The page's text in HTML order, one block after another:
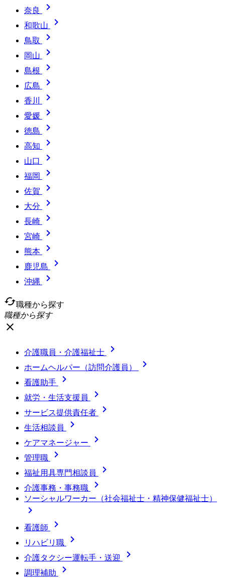
奈良 
和歌山 
鳥取 
岡山 
島根 
広島 
香川 
愛媛 
徳島 
高知 
山口 
福岡 
佐賀 
大分 
長崎 
宮崎 
熊本 
鹿児島 
沖縄

cached職種から探す
職種から探す
close
介護職員・介護福祉士 
ホームヘルパー（訪問介護員） 
看護助手 
就労・生活支援員 
サービス提供責任者 
生活相談員 
ケアマネージャー 
管理職 
福祉用具専門相談員 
介護事務・事務職 
ソーシャルワーカー（社会福祉士・精神保健福祉士）

看護師 
リハビリ職 
介護タクシー運転手・送迎 
調理補助 